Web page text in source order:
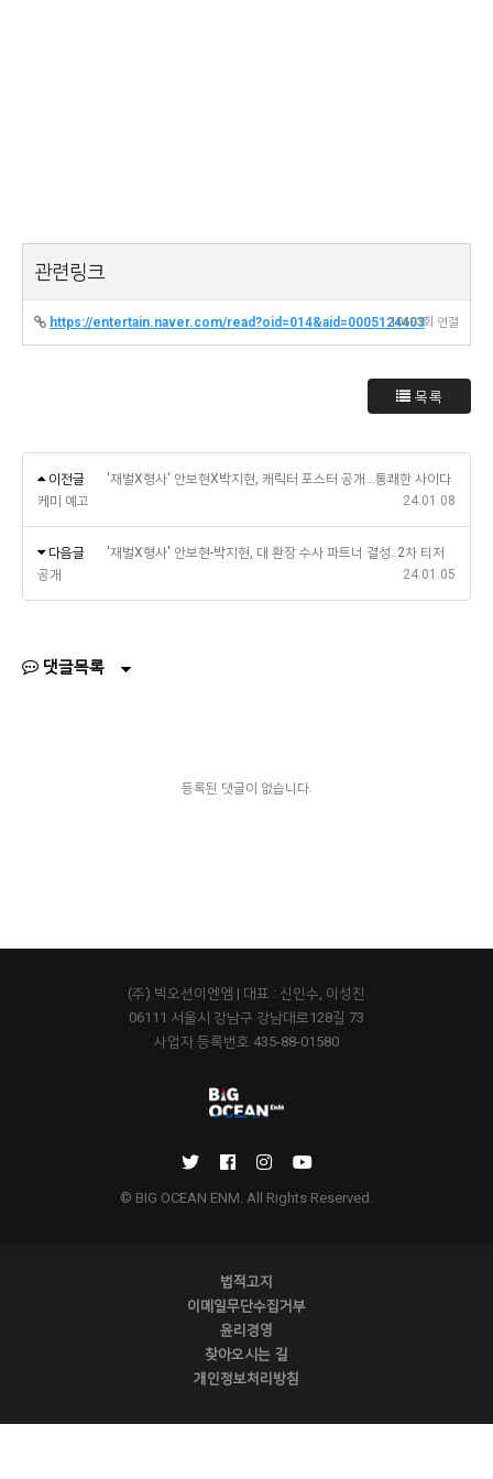
관련링크
https://entertain.naver.com/read?oid=014&aid=000512440310693회 연결
목록
이전글
'재벌X형사' 안보현X박지현, 캐릭터 포스터 공개…통쾌한 사이다
케미 예고
24.01.08
다음글
'재벌X형사' 안보현-박지현, 대 환장 수사 파트너 결성..2차 티저
공개
24.01.05
댓글목록
등록된 댓글이 없습니다.
(주) 빅오션이엔엠 | 대표 : 신인수, 이성진
06111 서울시 강남구 강남대로128길 73
사업자 등록번호 435-88-01580
© BIG OCEAN ENM. All Rights Reserved.
법적고지
이메일무단수집거부
윤리경영
찾아오시는 길
개인정보처리방침